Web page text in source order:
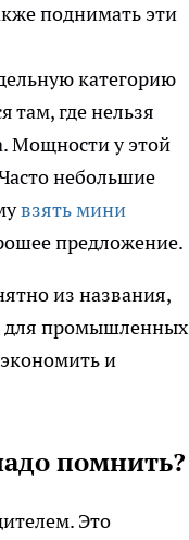
поднимать эти
категорию
там, где нельзя
Мощности у этой
небольшие
взять мини
предложение.
из названия,
для промышленных
и
помнить?
Это